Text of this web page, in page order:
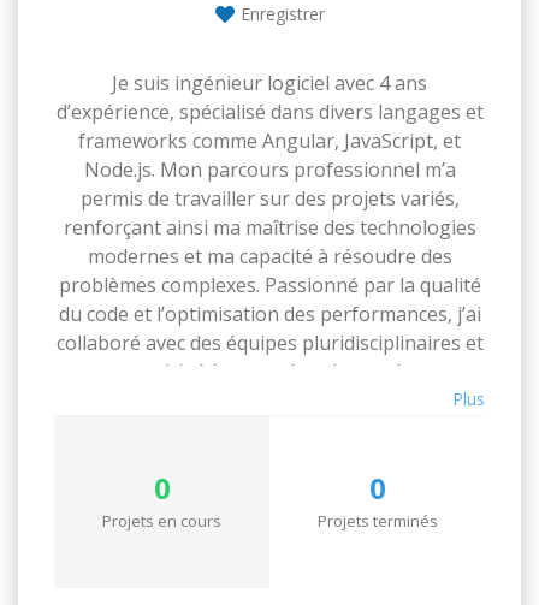
Enregistrer
Je suis ingénieur logiciel avec 4 ans
d’expérience, spécialisé dans divers langages et
frameworks comme Angular, JavaScript, et
Node.js. Mon parcours professionnel m’a
permis de travailler sur des projets variés,
renforçant ainsi ma maîtrise des technologies
modernes et ma capacité à résoudre des
problèmes complexes. Passionné par la qualité
du code et l’optimisation des performances, j’ai
collaboré avec des équipes pluridisciplinaires et
participé à toutes les phases du
développement logiciel, de la conception à la
atouts précieux pour tout projet de
développement logiciel. Je suis ouvert à
Plus
0
Projets en cours
0
Projets terminés